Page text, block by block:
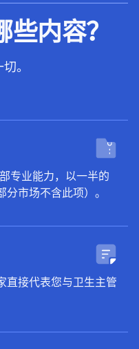
些内容？
。
专业能力，以一半的
市场不含此项）。
直接代表您与卫生主管